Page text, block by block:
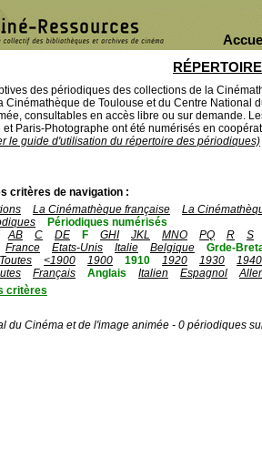
des périodiques des collections de la
Cinémathèque de Toulouse et du Centre National
consultables en accès libre ou sur demande.
Paris-Photographe ont été numérisés en
le guide d'utilisation du répertoire des périodiques)
critères de navigation :
La Cinémathèque française La
Périodiques numérisés
AB C DE F GHI JKL MNO PQ R S
France Etats-Unis Italie Belgique Grde-
Toutes <1900 1900 1910 1920 1930 1940
Français Anglais Italien Espagnol
critères
du Cinéma et de l'image animée - 0 périodiques